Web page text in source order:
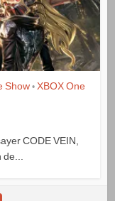
Show • XBOX One
CODE VEIN,